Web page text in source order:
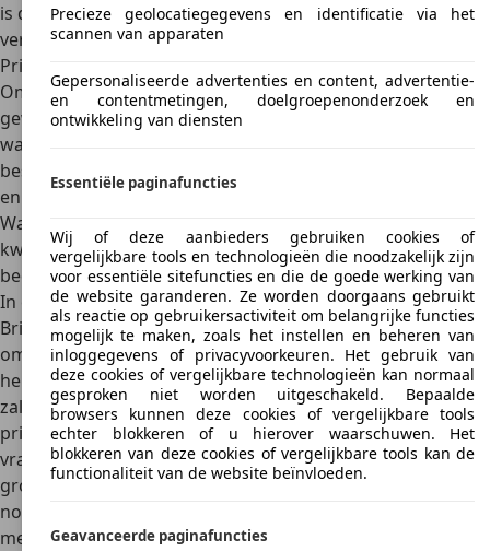
is dan ook in kwaliteit gestegen tot een niveau dat
vergelijkbaar is met de gevestigde merken.
Prijzen van occasions
Omdat Brilliance nooit officieel in Nederland te koop is
geweest en het merk in Europa sowieso niet erg succesvol
was, is het aanbod Brilliance occasions ook erg
bescheiden. In Nederland staat er
en dan gaat het dus altijd om import vanuit het buitenland.
Wat zo’n Brilliance dan in Nederland kost, is bijna een
kwestie van ‘wat de gek ervoor geeft’, maar een hoog
bedrag zal het niet zijn.
In ons buurland Duitsland is nog wel een redelijk aantal
Brilliances verkocht en daar heb je ook de grootste kans
om een Brilliance occasion te vinden.Voor zo’n 1.500 euro
heb je al een net exemplaar en veel meer dan 5.000 euro
zal je voor een echt mooi exemplaar niet kwijt zijn. Die lage
prijzen zijn vooral te verklaren doordat er heel weinig
vraag is naar deze auto’s. Tussen de Brilliance BS4 en de
grotere BS6 zit op de occasionmarkt geen
noemenswaardig prijsverschil. De Brilliance-SWM G01 kost
meer. Gezien de vrij recente introductie van dat model, zijn
Precieze geolocatiegegevens en identificatie via het
scannen van apparaten
Gepersonaliseerde advertenties en content, advertentie-
en contentmetingen, doelgroepenonderzoek en
ontwikkeling van diensten
Essentiële paginafuncties
Wij of deze aanbieders gebruiken cookies of
vergelijkbare tools en technologieën die noodzakelijk zijn
voor essentiële sitefuncties en die de goede werking van
de website garanderen. Ze worden doorgaans gebruikt
als reactie op gebruikersactiviteit om belangrijke functies
mogelijk te maken, zoals het instellen en beheren van
inloggegevens of privacyvoorkeuren. Het gebruik van
deze cookies of vergelijkbare technologieën kan normaal
gesproken niet worden uitgeschakeld. Bepaalde
browsers kunnen deze cookies of vergelijkbare tools
echter blokkeren of u hierover waarschuwen. Het
blokkeren van deze cookies of vergelijkbare tools kan de
functionaliteit van de website beïnvloeden.
Geavanceerde paginafuncties